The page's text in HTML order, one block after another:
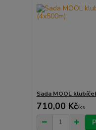
Sada MOOL
710,00 Kč/ks